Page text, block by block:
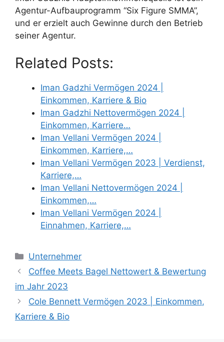
Agentur-Aufbauprogramm “Six Figure SMMA”,
und er erzielt auch Gewinne durch den Betrieb
seiner Agentur.
Related Posts:
Iman Gadzhi Vermögen 2024 |
Einkommen, Karriere & Bio
Iman Gadzhi Nettovermögen 2024 |
Einkommen, Karriere…
Iman Vellani Vermögen 2024 |
Einkommen, Karriere,…
Iman Vellani Vermögen 2023 | Verdienst,
Karriere,…
Iman Vellani Nettovermögen 2024 |
Einkommen,…
Iman Vellani Vermögen 2024 |
Einnahmen, Karriere,…
Categories
Unternehmer
Coffee Meets Bagel Nettowert & Bewertung
im Jahr 2023
Cole Bennett Vermögen 2023 | Einkommen,
Karriere & Bio